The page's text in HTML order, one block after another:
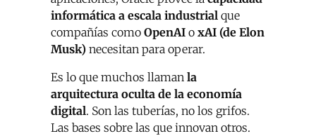
informática a escala industrial que
compañías como OpenAI o xAI (de Elon
Musk) necesitan para operar.
Es lo que muchos llaman la
arquitectura oculta de la economía
digital. Son las tuberías, no los grifos.
Las bases sobre las que innovan otros.